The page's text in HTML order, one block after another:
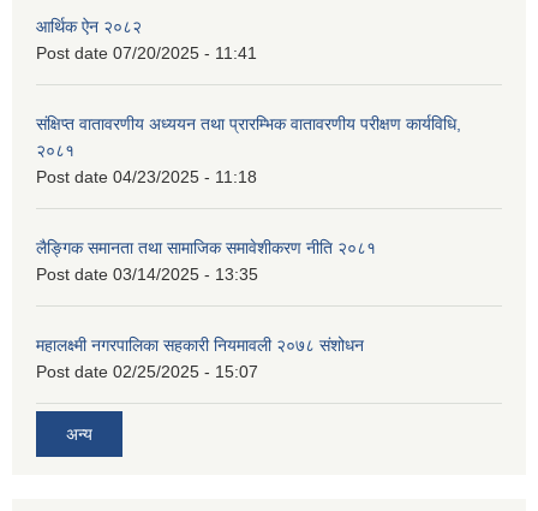
आर्थिक ऐन २०८२
Post date 07/20/2025 - 11:41
संक्षिप्त वातावरणीय अध्ययन तथा प्रारम्भिक वातावरणीय परीक्षण कार्यविधि,
२०८१
Post date 04/23/2025 - 11:18
लैङ्गिक समानता तथा सामाजिक समावेशीकरण नीति २०८१
Post date 03/14/2025 - 13:35
महालक्ष्मी नगरपालिका सहकारी नियमावली २०७८ संशोधन
Post date 02/25/2025 - 15:07
अन्य